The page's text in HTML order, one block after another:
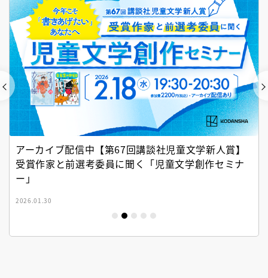
アーカイブ配信中【第67回講談社児童文学新人賞】
受賞作家と前選考委員に聞く「児童文学創作セミナ
ー」
2026.01.30